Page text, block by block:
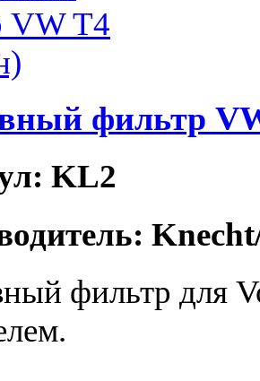
фильтр
KL2
фильтр для